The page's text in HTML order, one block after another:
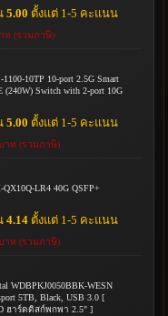
5.00 ตั้งแต่ 1-5 คะแนน
ท (รวมภาษี)
10TP 10-port 2.5G Smart
(240W) Switch with 2-port 10G
5.00 ตั้งแต่ 1-5 คะแนน
าท (รวมภาษี)
LR4 40G QSFP+
4.14 ตั้งแต่ 1-5 คะแนน
าท (รวมภาษี)
WDBPKJ0050BBK-WESN
5TB, Black, USB 3.0 [
ฮาร์ดดิสก์พกพา 2.5" ]